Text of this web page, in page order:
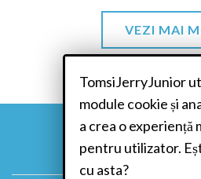
VEZI MAI
TomsiJerryJunior
module cookie și
a crea o experiență
pentru utilizator.
cu asta?